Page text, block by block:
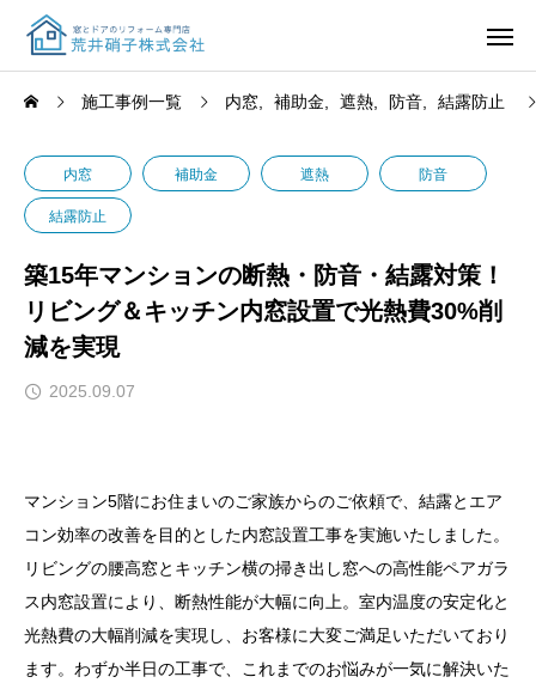
施工事例一覧 内窓 補助金 遮熱 防音 結露防止
内窓 補助金 遮熱 防音
結露防止
築15年マンションの断熱・防音・結露対策！
リビング＆キッチン内窓設置で光熱費30%削
減を実現
2025.09.07
マンション5階にお住まいのご家族からのご依頼で、結露とエア
コン効率の改善を目的とした内窓設置工事を実施いたしました。
リビングの腰高窓とキッチン横の掃き出し窓への高性能ペアガラ
ス内窓設置により、断熱性能が大幅に向上。室内温度の安定化と
光熱費の大幅削減を実現し、お客様に大変ご満足いただいており
ます。わずか半日の工事で、これまでのお悩みが一気に解決いた